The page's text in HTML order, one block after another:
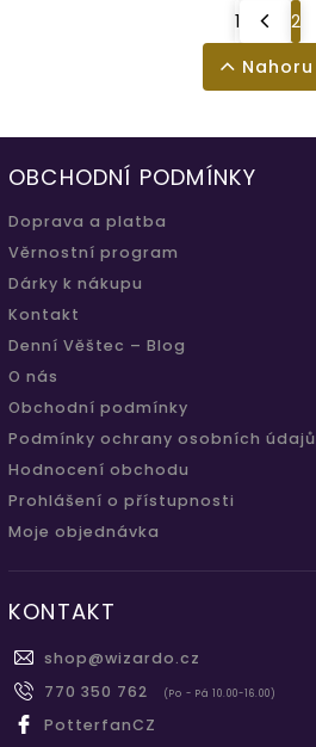
1
2
Nahoru
OBCHODNÍ PODMÍNKY
Doprava a platba
Věrnostní program
Dárky k nákupu
Kontakt
Denní Věštec – Blog
O nás
Obchodní podmínky
Podmínky ochrany osobních údajů
Hodnocení obchodu
Prohlášení o přístupnosti
Moje objednávka
KONTAKT
shop@wizardo.cz
770 350 762
(Po - Pá 10.00-16.00)
PotterfanCZ